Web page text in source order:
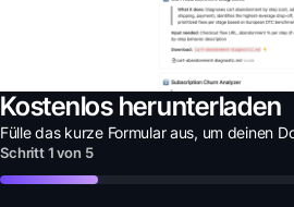
Kostenlos herunterladen
Fülle das kurze Formular aus, um deinen
Schritt1 von 5